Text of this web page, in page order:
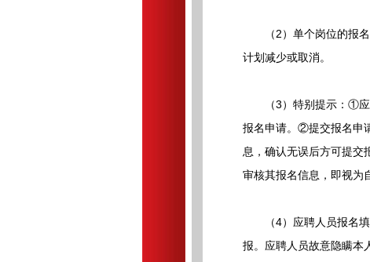
（2）单个岗位的报名
计划减少或取消。
（3）特别提示：①应聘
报名申请。②提交报名申
息，确认无误后方可提交
审核其报名信息，即视为
（4）应聘人员报名填
报。应聘人员故意隐瞒本